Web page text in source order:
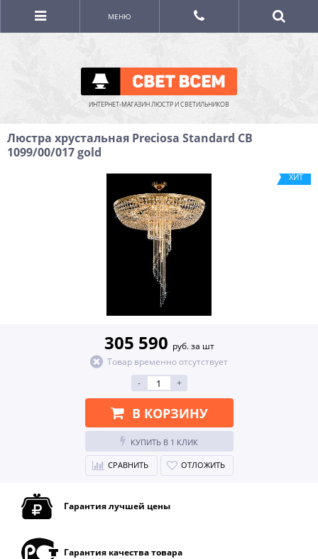
ИНТЕРНЕТ-МАГАЗИН ЛЮСТР И СВЕТИЛЬНИКОВ
МЕНЮ
Люстра хрустальная Preciosa Standard CB
1099/00/017 gold
ХИТ
305 590 руб. за шт
Товар временно отсутствует
-
+
В КОРЗИНУ
КУПИТЬ В 1 КЛИК
СРАВНИТЬ ОТЛОЖИТЬ
Гарантия лучшей цены
Гарантия качества товара